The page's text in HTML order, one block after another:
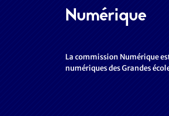
Numérique
La commission Numérique
numériques des Grandes